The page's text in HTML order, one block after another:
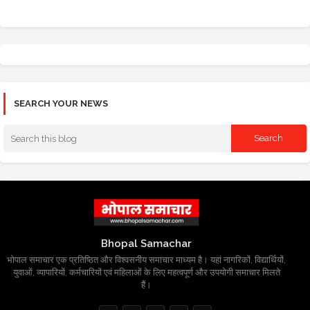
SEARCH YOUR NEWS
Bhopal Samachar
भोपाल समाचार एक प्रतिष्ठित और विश्वसनीय समाचार माध्यम है। यहां नागरिकों, विद्यार्थियों,
युवाओं, व्यापारियों, कर्मचारियों एवं महिलाओं के लिए महत्वपूर्ण और उपयोगी समाचार मिलते
हैं।